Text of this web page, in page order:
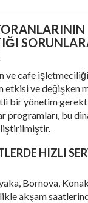
ve cafe
etkisi ve değişken
bir yönetim
programları, bu
HIZLI
Bornova,
akşam